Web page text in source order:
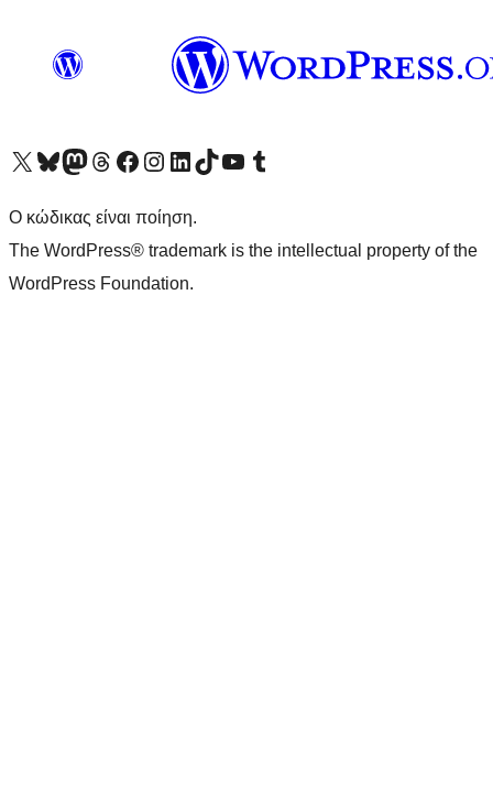
Visit our X (formerly Twitter) account
Visit our Bluesky account
Επισκεφθείτε τον λογαριασμό μας στο Mastodon
Visit our Threads account
Επισκεφτείτε τη σελίδα μας στο Facebook
Επισκεφθείτε τον λογαριασμό μας Instagram
Επισκεφθείτε τον λογαριασμό μας LinkedIn
Visit our TikTok account
Visit our YouTube channel
Visit our Tumblr account
Ο κώδικας είναι ποίηση.
The WordPress® trademark is the intellectual property of the
WordPress Foundation.